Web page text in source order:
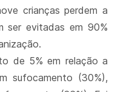
crianças perdem a
ser evitadas em 90%
de 5% em relação a
sufocamento (30%),